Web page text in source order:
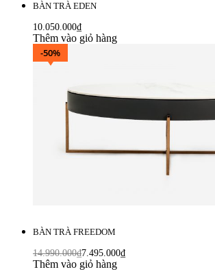
BÀN TRÀ EDEN
10.050.000₫
Thêm vào giỏ hàng
-50%
BÀN TRÀ FREEDOM
14.990.000₫7.495.000₫
Thêm vào giỏ hàng